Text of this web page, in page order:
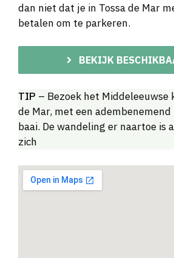
dan niet dat je in Tossa de Mar
betalen om te parkeren.
BEKIJK
TIP – Bezoek het Middeleeuwse
de Mar, met een
baai. De wandeling er naartoe is
zich